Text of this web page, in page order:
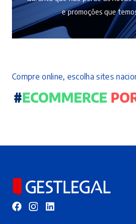
e promoções que
Compre online, escolha sites